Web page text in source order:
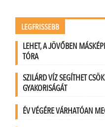
LEGFRISSEBB
LEHET, A JÖVŐBEN
TÓRA
SZILÁRD VÍZ SEGÍTHET
GYAKORISÁGÁT
ÉV VÉGÉRE VÁRHATÓAN